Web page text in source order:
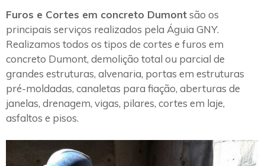
Furos e Cortes em concreto Dumontsão os
principais serviços realizados pela Águia GNY.
Realizamos todos os tipos de cortes e furos em
concreto Dumont, demolição total ou parcial de
grandes estruturas, alvenaria, portas em estruturas
pré-moldadas, canaletas para fiação, aberturas de
janelas, drenagem, vigas, pilares, cortes em laje,
asfaltos e pisos.